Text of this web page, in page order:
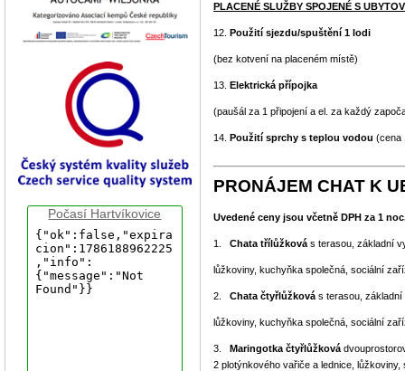
PLACENÉ SLUŽBY SPOJENÉ S
12. Použití sjezdu/spuštění 1 lodi
(bez kotvení na placeném místě)
13. Elektrická přípojka
(paušál za 1 připojení a el. za každý
14. Použití sprchy s teplou vodou (cena
PRONÁJEM CHAT K
Uvedené ceny jsou včetně DPH za 1
1. Chata třílůžková s terasou, základní
lůžkoviny, kuchyňka společná, sociální
2. Chata čtyřlůžková s terasou,
lůžkoviny, kuchyňka společná, sociální
3. Maringotka čtyřlůžková
2 plotýnkového vařiče a lednice,
Počasí Hartvíkovice